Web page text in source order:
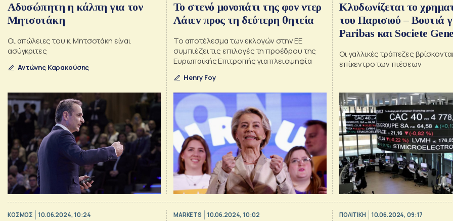
Αδυσώπητη η κάλπη για τον
Μητσοτάκη
Oι απώλειες του κ. Μητσοτάκη είναι
ασύγκριτες
Αντώνης Καρακούσης
Το στενό μονοπάτι της φον ντερ
Λάιεν προς τη δεύτερη θητεία
Το αποτέλεσμα των εκλογών στην ΕΕ
συμπιέζει τις επιλογές τη προέδρου της
Ευρωπαϊκής Επιτροπής για πλειοψηφία
Henry Foy
Κλυδωνίζεται το
του Παρισιού – Βουτιά
Paribas και Societe
Οι γαλλικές τράπεζες
επίκεντρο των πιέσεων
ΚΟΣΜΟΣ 10.06.2024, 10:24 MARKETS 10.06.2024, 10:02 ΠΟΛΙΤΙΚΗ 10.06.2024, 09:17